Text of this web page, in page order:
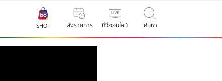
SHOP ผังรายการ ทีวีออนไลน์ ค้นหา